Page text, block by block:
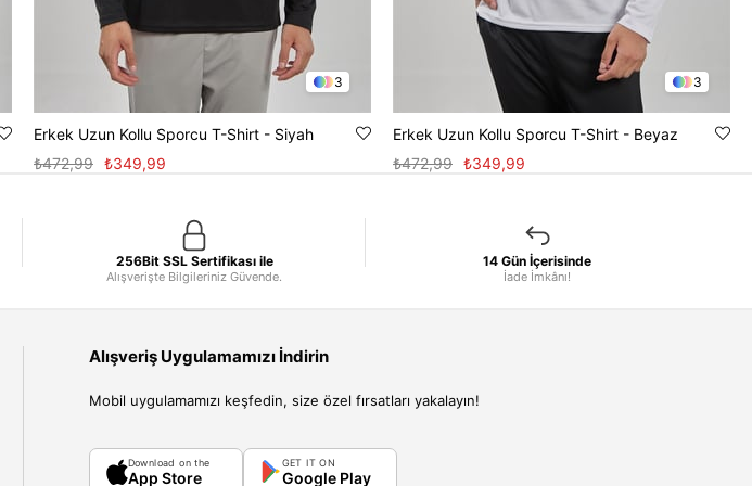
3
Erkek Uzun Kollu Sporcu T-Shirt - Siyah
₺349,99
₺472,99
3
Erkek Uzun Kollu Sporcu T-Shirt - Beyaz
₺349,99
₺472,99
256Bit SSL Sertifikası ile
Alışverişte Bilgileriniz Güvende.
14 Gün İçerisinde
İade İmkânı!
Alışveriş Uygulamamızı İndirin
Mobil uygulamamızı keşfedin, size özel fırsatları yakalayın!
Download on the
App Store
GET IT ON
Google Play